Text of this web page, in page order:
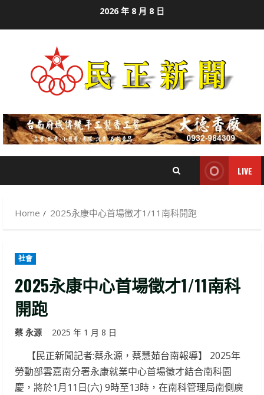
2026 年 8 月 8 日
LIVE
Home 2025永康中心首場徵才1/11南科開跑
社會
2025永康中心首場徵才1/11南科
開跑
蔡 永源 2025 年 1 月 8 日
【民正新聞記者:蔡永源，蔡慧茹台南報導】 2025年
勞動部雲嘉南分署永康就業中心首場徵才結合南科園
慶，將於1月11日(六) 9時至13時，在南科管理局南側廣